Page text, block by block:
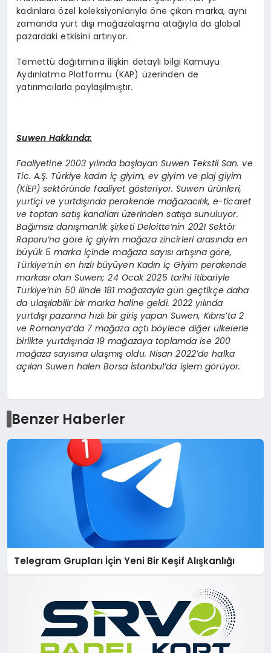
kadınlara özel koleksiyonlarıyla öne çıkan marka, aynı
zamanda yurt dışı mağazalaşma atağıyla da global
pazardaki etkisini artırıyor.
Temettü dağıtımına ilişkin detaylı bilgi Kamuyu
Aydınlatma Platformu (KAP) üzerinden de
yatırımcılarla paylaşılmıştır.
Suwen Hakkında:
Faaliyetine 2003 yılında başlayan Suwen Tekstil San. ve
Tic. A.Ş. Türkiye kadın iç giyim, ev giyim ve plaj giyim
(KİEP) sektöründe faaliyet gösteriyor. Suwen ürünleri,
yurtiçi ve yurtdışında perakende mağazacılık, e-ticaret
ve toptan satış kanalları üzerinden satışa sunuluyor.
Bağımsız danışmanlık şirketi Deloitte’nin 2021 Sektör
Raporu’na göre iç giyim mağaza zincirleri arasında en
büyük 5 marka içinde mağaza sayısı artışına göre,
Türkiye’nin en hızlı büyüyen Kadın İç Giyim perakende
markası olan Suwen; 24 Ocak 2025 tarihi itibariyle
Türkiye’nin 50 ilinde 181 mağazayla gün geçtikçe daha
da ulaşılabilir bir marka haline geldi. 2022 yılında
yurtdışı pazarına hızlı bir giriş yapan Suwen, Kıbrıs’ta 2
ve Romanya’da 7 mağaza açtı böylece diğer ülkelerle
birlikte yurtdışında 19 mağazaya toplamda ise 200
mağaza sayısına ulaşmış oldu. Nisan 2022’de halka
açılan Suwen halen Borsa İstanbul’da işlem görüyor.
Benzer Haberler
Telegram Grupları İçin Yeni Bir Keşif Alışkanlığı